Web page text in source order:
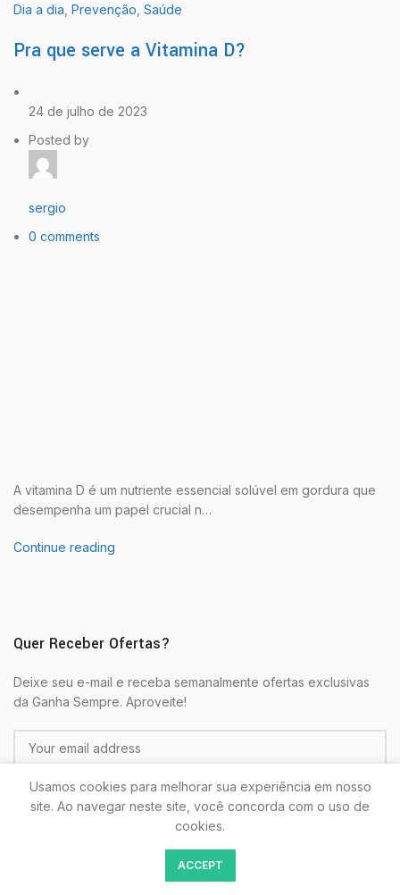
Dia a dia Prevenção Saúde
Pra que serve a Vitamina D?
24 de julho de 2023
Posted by
sergio
0 comments
A vitamina D é um nutriente essencial solúvel em gordura que
desempenha um papel crucial n…
Continue reading
Quer Receber Ofertas?
Deixe seu e-mail e receba semanalmente ofertas exclusivas
da Ganha Sempre. Aproveite!
Colocando seu E-mail estará de acordo com as
Usamos cookies para melhorar sua experiência em nosso
site. Ao navegar neste site, você concorda com o uso de
cookies.
ACCEPT